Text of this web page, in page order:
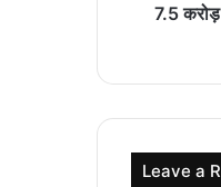
7.5 करोड़
Leave a